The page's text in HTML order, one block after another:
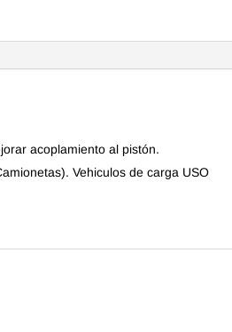
acoplamiento al pistón.
Vehiculos de carga USO